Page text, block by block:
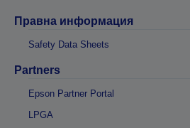
Правна информация
Safety Data Sheets
Partners
Epson Partner Portal
LPGA